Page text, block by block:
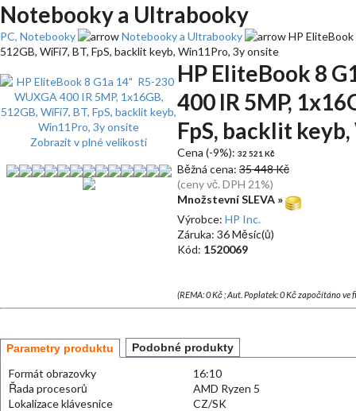
Notebooky a Ultrabooky
PC, Notebooky Notebooky a Ultrabooky
HP
512GB, WiFi7, BT, FpS, backlit keyb, Win11Pro, 3y onsite
Zobrazit v plné velikosti
HP EliteBook 8
400 IR 5MP,
FpS, backlit
Cena (-9%): 32 521 Kč
Běžná cena: 35 448 Kč
(ceny vč. DPH 21%)
Množstevní SLEVA »
Výrobce: HP Inc.
Záruka: 36 Měsíc(ů)
Kód: 1520069
(REMA: 0 Kč ; Aut. Poplatek: 0 Kč započítáno
Parametry produktu Podobné produkty
Formát obrazovky
16:10
Řada procesorů
AMD Ryzen 5
Lokalizace klávesnice
CZ/SK